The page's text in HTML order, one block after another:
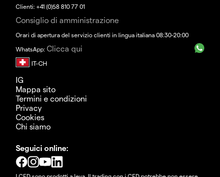
Clienti: +41 (0)58 810 77 01
Consiglio di amministrazione
Orari di apertura del servizio clienti in lingua italiana 08:30-20:00
WhatsApp: Clicca qui
IG
Mappa sito
Termini e condizioni
Privacy
Cookies
Chi siamo
Seguici online: